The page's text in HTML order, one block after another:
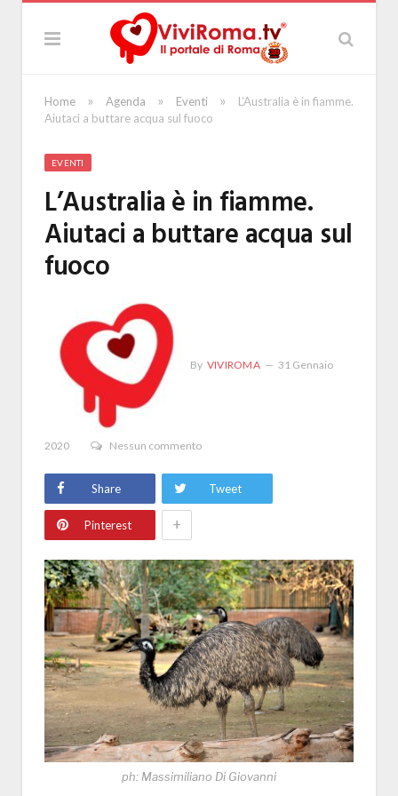
Home » Agenda » Eventi »
L’Australia è in fiamme.
Aiutaci a buttare acqua sul fuoco
EVENTI
L’Australia è in fiamme.
Aiutaci a buttare acqua sul
fuoco
By VIVIROMA 31 Gennaio
2020 Nessun commento
Share Tweet
Pinterest +
ph: Massimiliano Di Giovanni